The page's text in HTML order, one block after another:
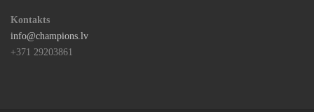
Kontakts
info@champions.lv
+371 29203861